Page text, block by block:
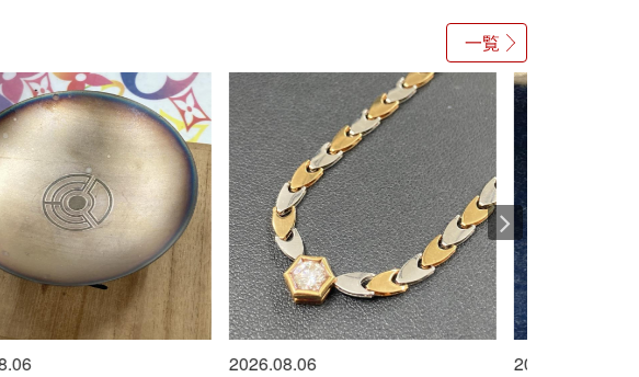
一覧
2026.08.06
2026.08.06